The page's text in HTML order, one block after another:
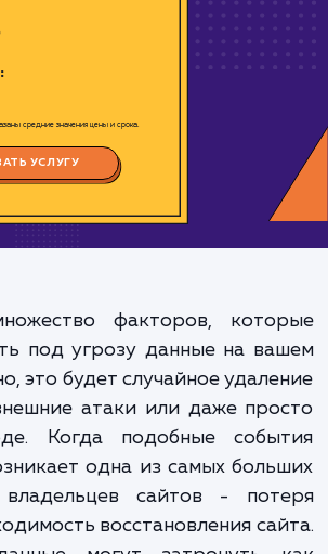
восстановления в
Указаны средние значения цены и срока.
ЗАКАЗАТЬ УСЛУГУ
множество факторов,
под угрозу данные на
это будет случайное
атаки или даже
Когда подобные